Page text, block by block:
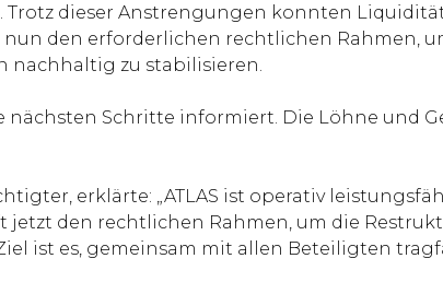
Trotz dieser Anstrengungen konnten
den erforderlichen rechtlichen Rahmen,
nachhaltig zu stabilisieren.
Schritte informiert. Die Löhne und
erklärte: „ATLAS ist operativ
jetzt den rechtlichen Rahmen, um die
ist es, gemeinsam mit allen Beteiligten